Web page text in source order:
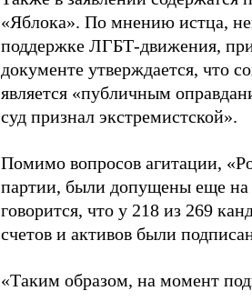
«Яблока». По мнению истца,
поддержке ЛГБТ-движения,
документе утверждается, что
является «публичным
суд признал экстремистской».
Помимо вопросов агитации,
партии, были допущены еще на
говорится, что у 218 из 269
счетов и активов были
«Таким образом, на момент